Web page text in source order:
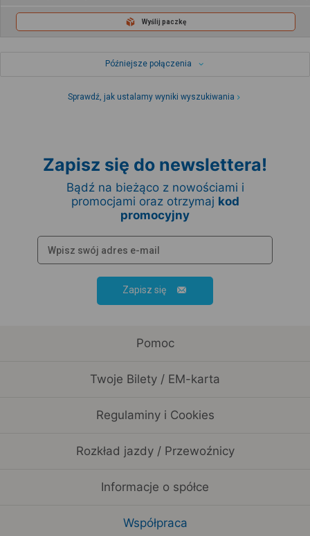
Wyślij paczkę
Późniejsze połączenia
Sprawdź, jak ustalamy wyniki wyszukiwania
Zapisz się do newslettera!
Bądź na bieżąco z nowościami i
promocjami oraz otrzymaj kod
promocyjny
Zapisz się
Pomoc
Twoje Bilety / EM-karta
Regulaminy i Cookies
Rozkład jazdy / Przewoźnicy
Informacje o spółce
Współpraca